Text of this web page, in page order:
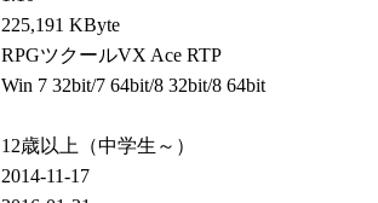
225,191 KByte
RPGツクールVX Ace RTP
Win 7 32bit/7 64bit/8 32bit/8 64bit
12歳以上（中学生～）
2014-11-17